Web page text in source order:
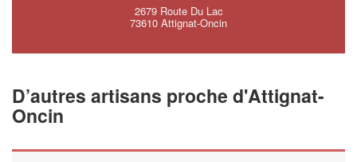
2679 Route Du Lac
73610 Attignat-Oncin
D’autres artisans proche d'Attignat-
Oncin